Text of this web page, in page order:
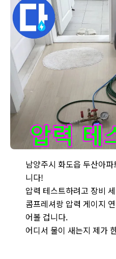
남양주시 화도읍 두산아
니다!
압력 테스트하려고 장비
콤프레셔랑 압력 게이지
어볼 겁니다.
어디서 물이 새는지 제가